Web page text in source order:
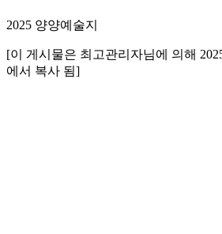
2025 양양예술지
[이 게시물은 최고관리자님에 의해
에서 복사 됨]